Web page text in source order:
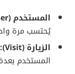
المستخدم (User):
يُحتسب مرة
الزيارة (Visit):
المستخدم